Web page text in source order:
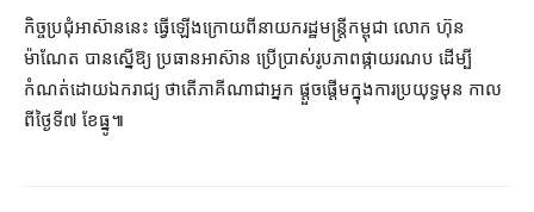
កិច្ចប្រជុំ​អាស៊ាន​នេះ ធ្វើឡើង​ក្រោយ​ពី​នាយករដ្ឋមន្ត្រី​កម្ពុជា លោក ហ៊ុន
ម៉ាណែត បានស្នើ​ឱ្យ ប្រធាន​អាស៊ាន ប្រើប្រាស់​រូបភាព​ផ្កាយរណប ដើម្បី​
កំណត់​ដោយ​ឯករាជ្យ ថា​តើ​ភាគី​ណា​ជា​អ្នក ផ្ដួចផ្ដើម​ក្នុង​ការ​ប្រយុទ្ធ​មុន កាល​
ពី​ថ្ងៃទី​៧ ខែធ្នូ៕